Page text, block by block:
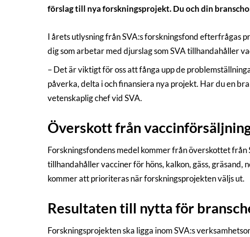
förslag till nya forskningsprojekt. Du och din
I årets utlysning från SVA:s forskningsfond efterfrågas
dig som arbetar med djurslag som SVA tillhandahåller
– Det är viktigt för oss att fånga upp de
påverka, delta i och finansiera nya projekt. Har du en
vetenskaplig chef vid SVA.
Överskott från
Forskningsfondens medel kommer från överskottet
tillhandahåller vacciner för höns, kalkon, gäss, gräsand,
kommer att prioriteras när forskningsprojekten väljs ut.
Resultaten till nytta för
Forskningsprojekten ska ligga inom SVA:s